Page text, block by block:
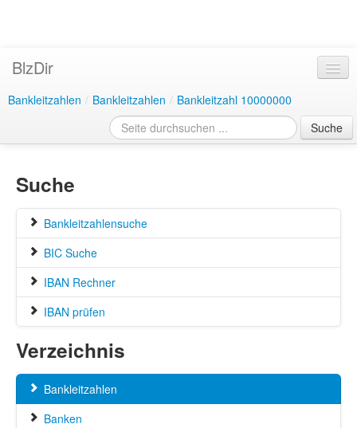
BlzDir
Bankleitzahlen / Bankleitzahlen / Bankleitzahl 10000000
Suche
Suche
Bankleitzahlensuche
BIC Suche
IBAN Rechner
IBAN prüfen
Verzeichnis
Bankleitzahlen
Banken